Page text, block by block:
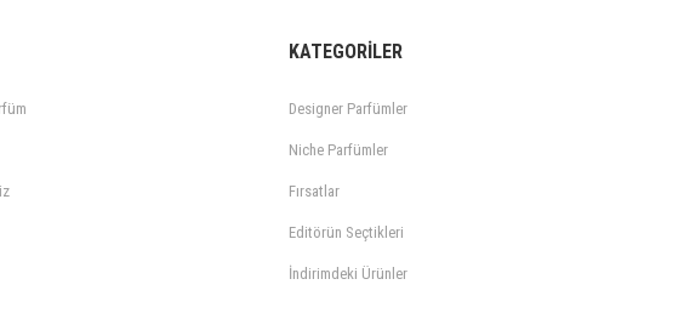
KATEGORİLER
Designer Parfümler
Niche Parfümler
Fırsatlar
Editörün Seçtikleri
İndirimdeki Ürünler